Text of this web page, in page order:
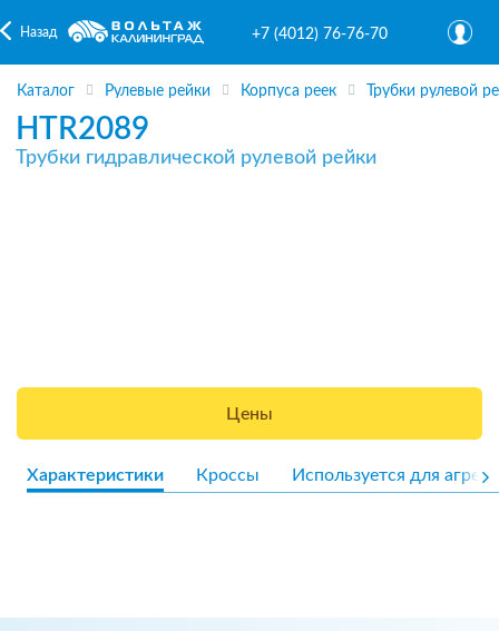
Назад +7 (4012) 76-76-70
Каталог Рулевые рейки Корпуса реек Трубки рулевой
HTR2089
Трубки гидравлической рулевой рейки
Цены
Характеристики Кроссы Используется для